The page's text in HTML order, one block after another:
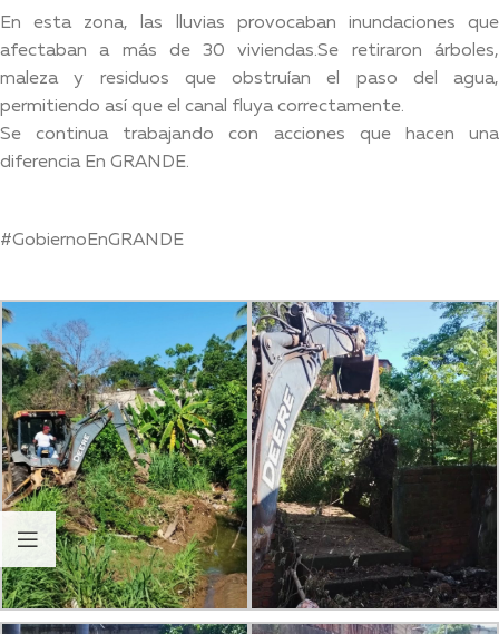
En esta zona, las lluvias provocaban inundaciones que
afectaban a más de 30 viviendas.Se retiraron árboles,
maleza y residuos que obstruían el paso del agua,
permitiendo así que el canal fluya correctamente.
Se continua trabajando con acciones que hacen una
diferencia En GRANDE.
#GobiernoEnGRANDE